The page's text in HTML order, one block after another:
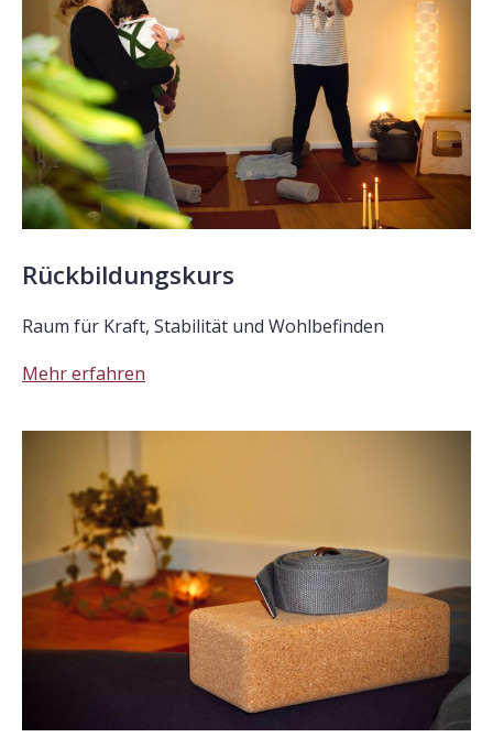
Rückbildungskurs
Raum für Kraft, Stabilität und Wohlbefinden
Mehr erfahren